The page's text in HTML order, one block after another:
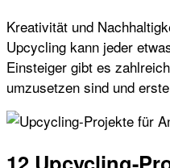
Kreativität und
Upcycling kann jeder
Einsteiger gibt es
umzusetzen sind und